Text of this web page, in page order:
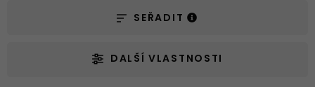
SEŘADIT
DALŠÍ VLASTNOSTI